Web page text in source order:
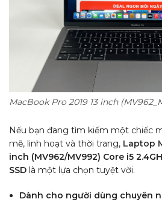
MacBook Pro 2019 13 inch
Nếu bạn đang tìm kiếm một chiếc
mẽ, linh hoạt và thời trang, Laptop
inch (MV962/MV992) Core i5
SSD là một lựa chọn tuyệt vời.
Dành cho người dùng chuyên